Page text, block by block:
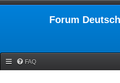
Forum
FAQ